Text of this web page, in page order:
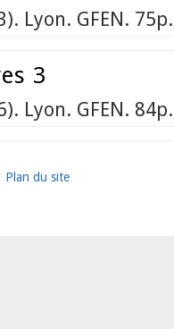
Lyon. GFEN. 75p.
3
Lyon. GFEN. 84p.
Plan du site